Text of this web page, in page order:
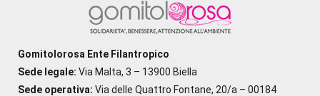
Gomitolorosa Ente Filantropico
Sede legale: Via Malta, 3 – 13900 Biella
Sede operativa: Via delle Quattro Fontane, 20/a – 00184